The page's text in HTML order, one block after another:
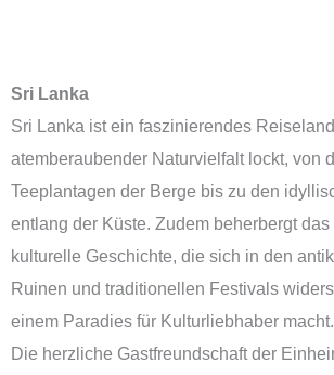
Sri Lanka
Sri Lanka ist ein faszinierendes
atemberaubender Naturvielfalt lockt, von
Teeplantagen der Berge bis zu den
entlang der Küste. Zudem beherbergt
kulturelle Geschichte, die sich in den
Ruinen und traditionellen Festivals
einem Paradies für Kulturliebhaber macht.
Die herzliche Gastfreundschaft der